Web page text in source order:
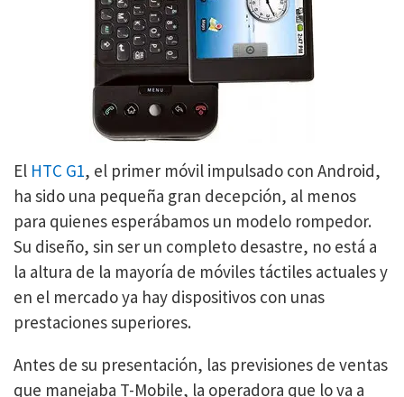
El HTC G1, el primer móvil impulsado con Android,
ha sido una pequeña gran decepción, al menos
para quienes esperábamos un modelo rompedor.
Su diseño, sin ser un completo desastre, no está a
la altura de la mayoría de móviles táctiles actuales y
en el mercado ya hay dispositivos con unas
prestaciones superiores.
Antes de su presentación, las previsiones de ventas
que manejaba T-Mobile, la operadora que lo va a